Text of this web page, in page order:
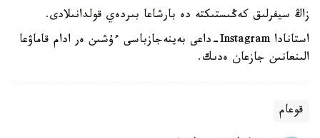
زاڭ سيفرلىق كەڭىستىكتە دە بارشاعا بىردەي قولدانىلادى.
استانادا Instagram-داعى بەينەجازباسى ءۇشىن ەر ادام قاماۋعا
الىنعانىن جازعان ەدىك.
قوعام